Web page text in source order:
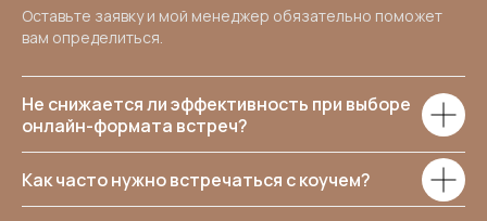
Оставьте заявку и мой менеджер обязательно поможет
вам определиться.
Не снижается ли эффективность при выборе
онлайн-формата встреч?
Как часто нужно встречаться с коучем?